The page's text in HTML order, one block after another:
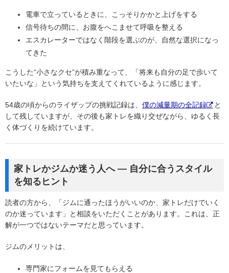
電車で立っているときに、こっそりかかと上げをする
信号待ちの間に、お腹をへこませて呼吸を整える
エスカレーターではなく階段を選ぶのが、自然な選択になっ
てきた
こうした“小さなクセ”が積み重なって、「将来も自分の足で歩いて
いたいな」という気持ちを支えてくれているように感じます。
54歳の頃からのライザップの挑戦記録は、 僕の減量期の全記録
と
して残していますが、その後も家トレを織り交ぜながら、ゆるく長
く体づくりを続けています。
家トレかジムか迷う人へ ― 自分に合うスタイル
を知るヒント
読者の方から、「ジムに通ったほうがいいのか、家トレだけでいく
のか迷っています」と相談をいただくことがあります。これは、正
解が一つではないテーマだと思っています。
ジムのメリットは、
専門家にフォームを見てもらえる